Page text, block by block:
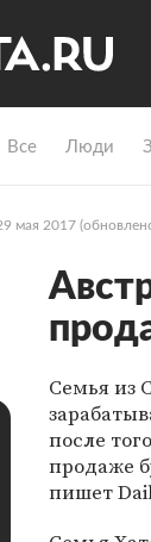
Все Люди
мая 2017
Семья из
после
продаже
пишет